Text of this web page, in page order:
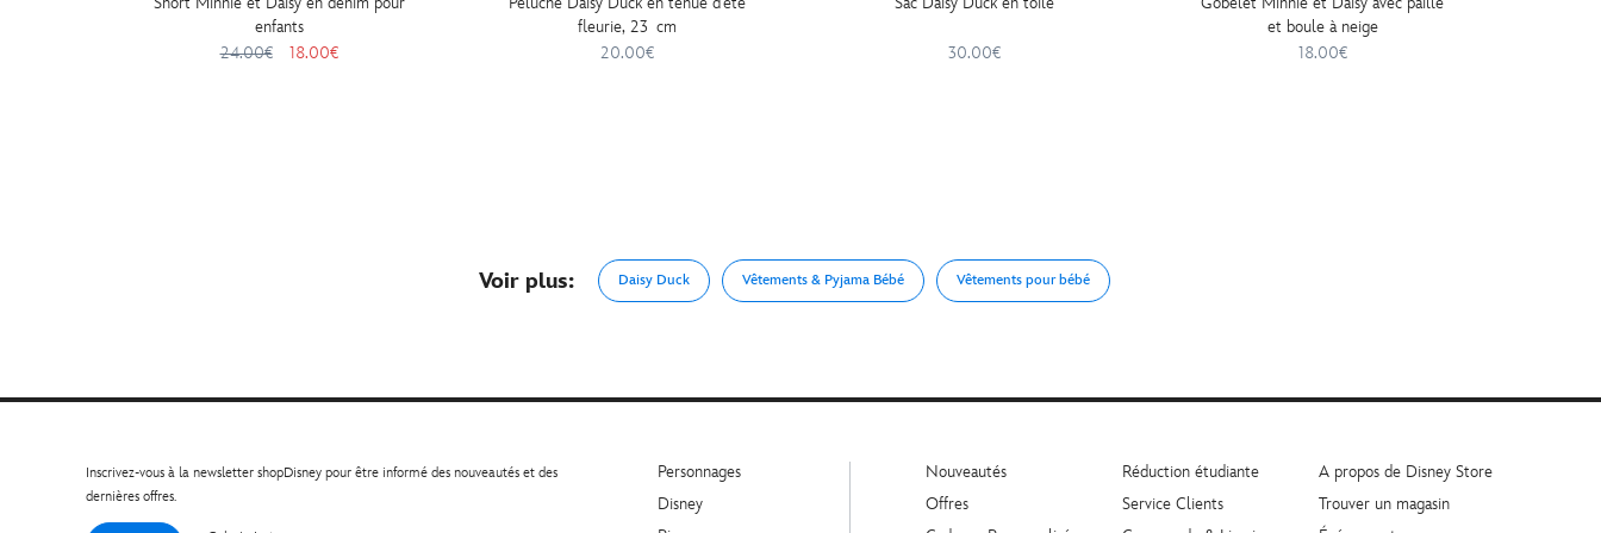
enfants
24.00€
18.00€
fleurie, 23 cm
20.00€
30.00€
et boule à neige
18.00€
Voir plus: Daisy Duck Vêtements & Pyjama Bébé Vêtements pour bébé
Inscrivez-vous à la newsletter shopDisney pour être informé des nouveautés et des
dernières offres.
Personnages
Disney
Nouveautés
Offres
Réduction étudiante
Service Clients
A propos de Disney Store
Trouver un magasin